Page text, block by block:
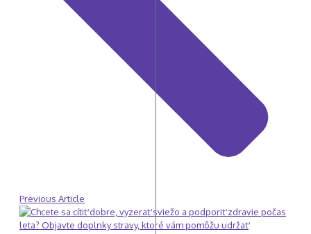
Previous Article